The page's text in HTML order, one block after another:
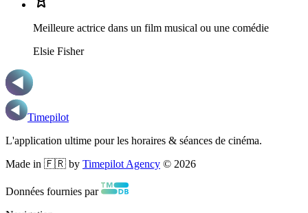
Meilleure actrice dans un film musical ou une comédie
Elsie Fisher
Timepilot
L'application ultime pour les horaires & séances de cinéma.
Made in 🇫🇷 by Timepilot Agency © 2026
Données fournies par